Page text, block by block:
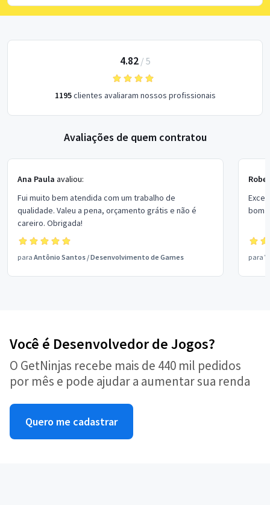
4.82/ 5
1195clientes avaliaram nossos profissionais
Avaliações de quem contratou
Ana Paula avaliou:
Fui muito bem atendida com um trabalho de
qualidade. Valeu a pena, orçamento grátis e não é
careiro. Obrigada!
para Antônio Santos /Desenvolvimento de Games
bom
para
Você é Desenvolvedor de Jogos?
O GetNinjas recebe mais de 440 mil pedidos
por mês e pode ajudar a aumentar sua renda
Quero me cadastrar